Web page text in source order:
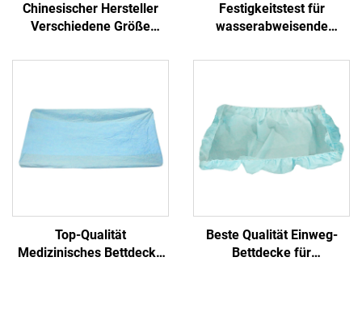
Chinesischer Hersteller
Verschiedene Größe
Bettdeckel-Blatt Prüfblatt
Festigkeitstest für
wasserabweisende
Farbrückkopf, Trocknung,
Top-Qualität
Medizinisches Bettdecke
Beste Qualität Einweg-
Bettdecke für